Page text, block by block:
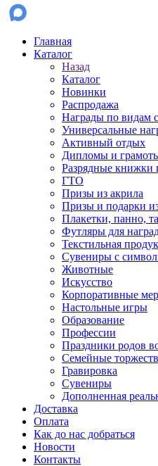
Главная
Каталог
Назад
Каталог
Новинки
Распродажа
Награды по видам
Универсальные
Активный отдых
Дипломы и
Разрядные книжки
ГТО
Призы из акрила
Призы и подарки
Плакетки, панно,
Футляры для
Текстильная
Сувениры с
Животные
Искусство
Корпоративные
Настольные игры
Образование
Профессии
Праздники родов
Семейные
Гравировка
Сувениры
Дополненная
Доставка
Оплата
Как до нас добраться
Новости
Контакты